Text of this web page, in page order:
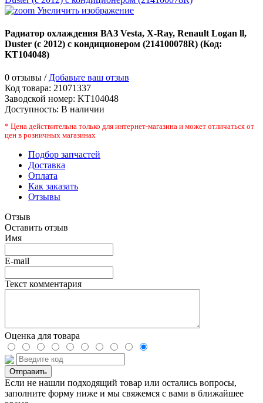
Увеличить изображение
Радиатор охлаждения ВАЗ Vesta, X-Ray, Renault Logan ll,
Duster (c 2012) с кондиционером (214100078R) (Код:
KT104048)
0 отзывы / Добавьте ваш отзыв
Код товара: 21071337
Заводской номер: KT104048
Доступность: В наличии
* Цена действительна только для интернет-магазина и может отличаться от
цен в розничных магазинах
Подбор запчастей
Доставка
Оплата
Как заказать
Отзывы
Отзыв
Оставить отзыв
Имя
E-mail
Текст комментария
Оценка для товара
Если не нашли подходящий товар или остались вопросы,
заполните форму ниже и мы свяжемся с вами в ближайшее